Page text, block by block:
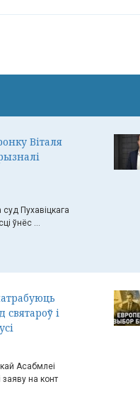
Віталя
Пухавіцкага
ўнёс ...
святароў і
Асабмлеі
на конт